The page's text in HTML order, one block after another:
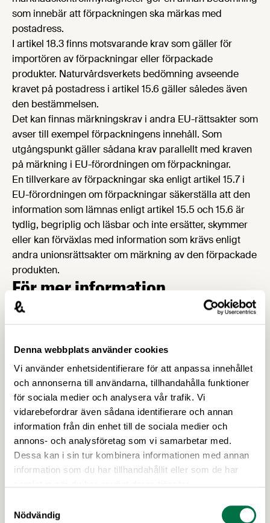
Denna webbplats använder cookies
Vi använder enhetsidentifierare för att anpassa innehållet
och annonserna till användarna, tillhandahålla funktioner
för sociala medier och analysera vår trafik. Vi
vidarebefordrar även sådana identifierare och annan
information från din enhet till de sociala medier och
annons- och analysföretag som vi samarbetar med.
Dessa kan i sin tur kombinera informationen med annan
information som du har tillhandahållit eller som de har
Nödvändig
som innebär att förpackningen ska märkas med
postadress.
I artikel 18.3 finns motsvarande krav som gäller för
importören av förpackningar eller förpackade
produkter. Naturvårdsverkets bedömning avseende
kravet på postadress i artikel 15.6 gäller således även
den bestämmelsen.
Det kan finnas märkningskrav i andra EU-rättsakter som
avser till exempel förpackningens innehåll. Som
utgångspunkt gäller sådana krav parallellt med kraven
på märkning i EU-förordningen om förpackningar.
En tillverkare av förpackningar ska enligt artikel 15.7 i
EU-förordningen om förpackningar säkerställa att den
information som lämnas enligt artikel 15.5 och 15.6 är
tydlig, begriplig och läsbar och inte ersätter, skymmer
eller kan förväxlas med information som krävs enligt
andra unionsrättsakter om märkning av den förpackade
produkten.
För mer information
Ulrika Ehrhardt
08-762 65 05
Marie Rydén
Näringspolitisk expert
Skicka e-post till Marie
08-762 65 37
Upptäck mer